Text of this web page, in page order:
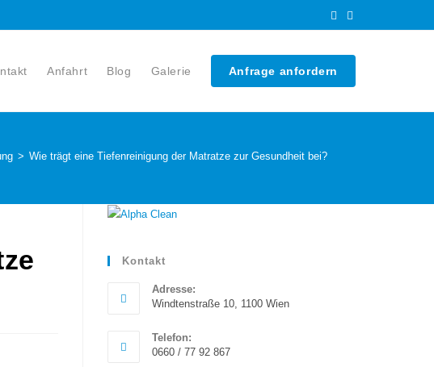
Anfahrt Blog Galerie Anfrage anfordern
> Wie trägt eine Tiefenreinigung der Matratze zur Gesundheit bei?
Kontakt
Adresse:
Windtenstraße 10, 1100 Wien
Telefon:
0660 / 77 92 867